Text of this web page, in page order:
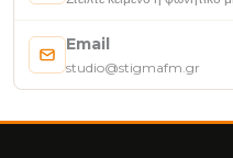
Email
studio@stigmafm.gr